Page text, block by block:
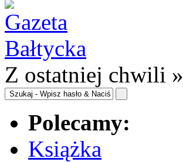
Z ostatniej chwili »
Polecamy:
Książka